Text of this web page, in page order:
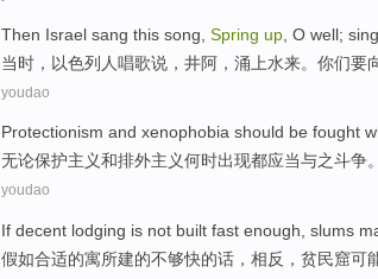
Then Israel sang this song, Spring up O well; sing
当时 ， 以色列人唱歌说，井阿 ，涌上水来。 你们要
youdao
Protectionism and xenophobia should be fought
无论保护主义和排外主义何时出现都应当与之斗争。
youdao
If decent lodging is not built fast enough slums
假如合适的寓所建的不够快的话， 相反 ， 贫民窟可